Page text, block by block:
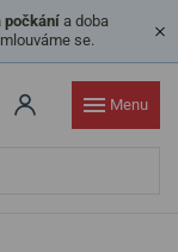
počkánía doba
se.
Menu